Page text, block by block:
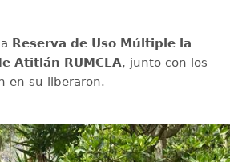
Reserva de Uso Múltiple la
Atitlán RUMCLA, junto con los
en su liberaron.